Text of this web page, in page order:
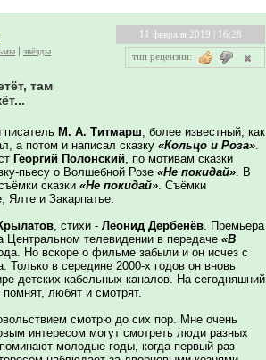
звёзды
там
писатель М. А. Титмарш, более известный, как
а потом и написал сказку «Кольцо и Роза».
Георгий Полонский, по мотивам сказки
пьесу о Волшебной Розе «Не покидай». В
сказки «Не покидай». Съёмки
Ялте и Закарпатье.
, стихи - Леонид Дербенёв. Премьера
Центральном телевидении в передаче «В
Но вскоре о фильме забыли и он исчез с
Только в середине 2000-х годов он вновь
детских кабельных каналов. На сегодняшний
любят и смотрят.
смотрю до сих пор. Мне очень
интересом могут смотреть люди разных
молодые годы, когда первый раз
11 февраля 2019 | 16:28
тип рецензии: